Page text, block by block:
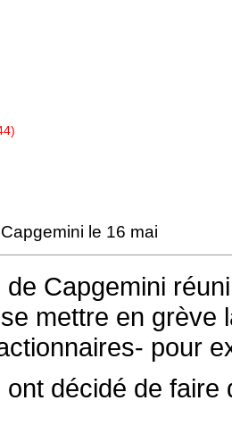
le 16 mai
de Capgemini
mettre en grève
pour
ont décidé de